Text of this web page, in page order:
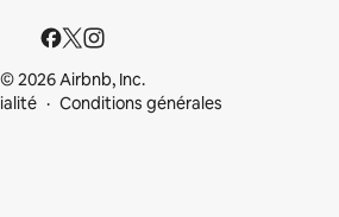
© 2026 Airbnb, Inc.
Conditions générales